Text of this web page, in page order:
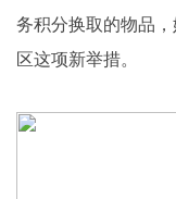
务积分换取的物品
区这项新举措。